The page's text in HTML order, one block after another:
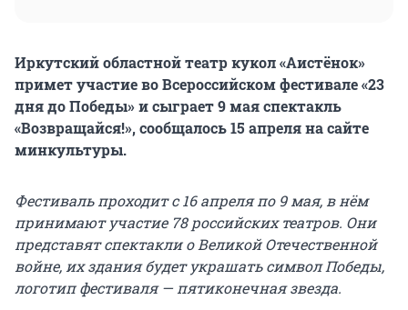
Иркутский областной театр кукол «Аистёнок»
примет участие во Всероссийском фестивале «23
дня до Победы» и сыграет 9 мая спектакль
«Возвращайся!», сообщалось 15 апреля на сайте
минкультуры.
Фестиваль проходит с 16 апреля по 9 мая, в нём
принимают участие 78 российских театров. Они
представят спектакли о Великой Отечественной
войне, их здания будет украшать символ Победы,
логотип фестиваля — пятиконечная звезда.